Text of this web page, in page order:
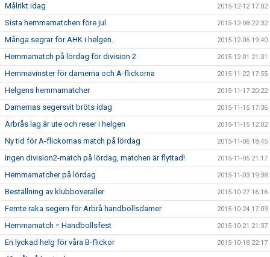
Målrikt idag 2015-12-12 17:02
Sista hemmamatchen före jul 2015-12-08 22:32
Många segrar för AHK i helgen. 2015-12-06 19:40
Hemmamatch på lördag för division 2 2015-12-01 21:31
Hemmavinster för damerna och A-flickorna 2015-11-22 17:55
Helgens hemmamatcher 2015-11-17 20:22
Damernas segersvit bröts idag 2015-11-15 17:36
Arbrås lag är ute och reser i helgen 2015-11-15 12:02
Ny tid för A-flickornas match på lördag 2015-11-06 18:45
Ingen division2-match på lördag, matchen är flyttad! 2015-11-05 21:17
Hemmamatcher på lördag 2015-11-03 19:38
Beställning av klubboveraller 2015-10-27 16:16
Femte raka segern för Arbrå handbollsdamer 2015-10-24 17:09
Hemmamatch = Handbollsfest 2015-10-21 21:37
En lyckad helg för våra B-flickor 2015-10-18 22:17